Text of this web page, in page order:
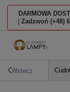
DARMOWA
Zadzwoń (+48)
Wstecz